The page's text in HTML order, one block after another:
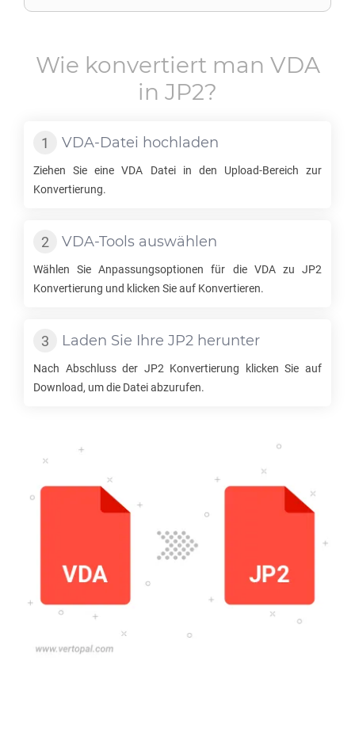
Wie konvertiert man VDA
in JP2?
VDA-Datei hochladen
Ziehen Sie eineVDA Datei in den Upload-Bereich zur
Konvertierung.
VDA-Tools auswählen
Wählen Sie Anpassungsoptionen für die VDAzuJP2
Konvertierung und klicken Sie auf Konvertieren.
Laden Sie Ihre JP2 herunter
Nach Abschluss der JP2 Konvertierung klicken Sie auf
Download, um die Datei abzurufen.